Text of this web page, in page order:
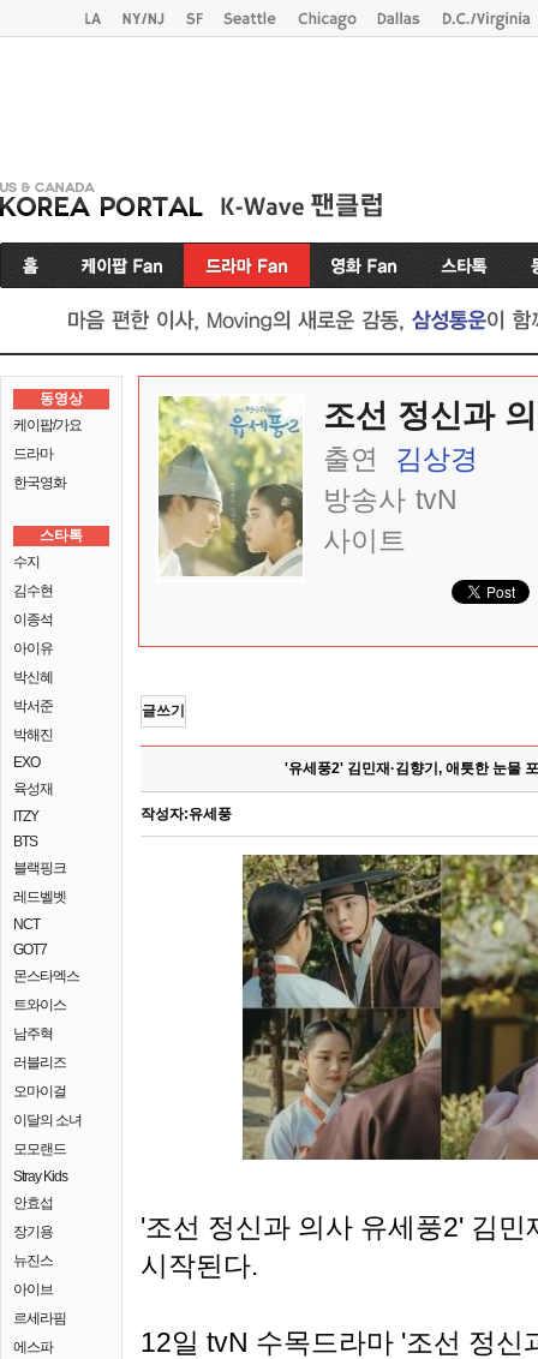
동영상
케이팝/가요
드라마
한국영화
스타톡
수지
김수현
이종석
아이유
박신혜
박서준
박해진
EXO
육성재
ITZY
BTS
블랙핑크
레드벨벳
NCT
GOT7
몬스타엑스
트와이스
남주혁
러블리즈
오마이걸
이달의 소녀
모모랜드
Stray Kids
안효섭
장기용
뉴진스
아이브
르세라핌
에스파
조선 정신과
출연
김상경
방송사 tvN
사이트
글쓰기
'유세풍2' 김민재·김향기, 애틋한 눈물
작성자:유세풍
'조선 정신과 의사 유세풍2' 김
시작된다.
12일 tvN 수목드라마 '조선 정